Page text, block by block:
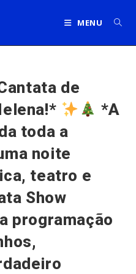
MENU
de
*A
toda a
noite
teatro e
Show
programação